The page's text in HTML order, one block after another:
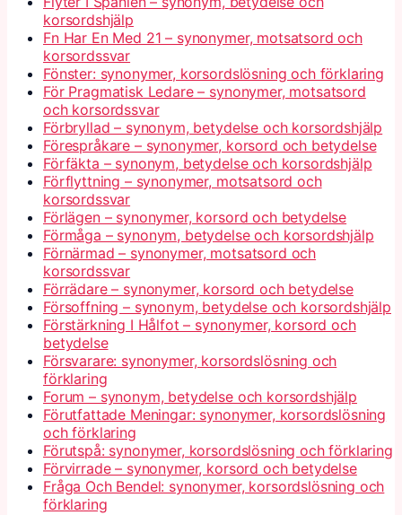
korsordshjälp
Fn Har En Med 21 – synonymer, motsatsord och
korsordssvar
Fönster: synonymer, korsordslösning och förklaring
För Pragmatisk Ledare – synonymer, motsatsord
och korsordssvar
Förbryllad – synonym, betydelse och korsordshjälp
Förespråkare – synonymer, korsord och betydelse
Förfäkta – synonym, betydelse och korsordshjälp
Förflyttning – synonymer, motsatsord och
korsordssvar
Förlägen – synonymer, korsord och betydelse
Förmåga – synonym, betydelse och korsordshjälp
Förnärmad – synonymer, motsatsord och
korsordssvar
Förrädare – synonymer, korsord och betydelse
Försoffning – synonym, betydelse och korsordshjälp
Förstärkning I Hålfot – synonymer, korsord och
betydelse
Försvarare: synonymer, korsordslösning och
förklaring
Forum – synonym, betydelse och korsordshjälp
Förutfattade Meningar: synonymer, korsordslösning
och förklaring
Förutspå: synonymer, korsordslösning och förklaring
Förvirrade – synonymer, korsord och betydelse
Fråga Och Bendel: synonymer, korsordslösning och
förklaring